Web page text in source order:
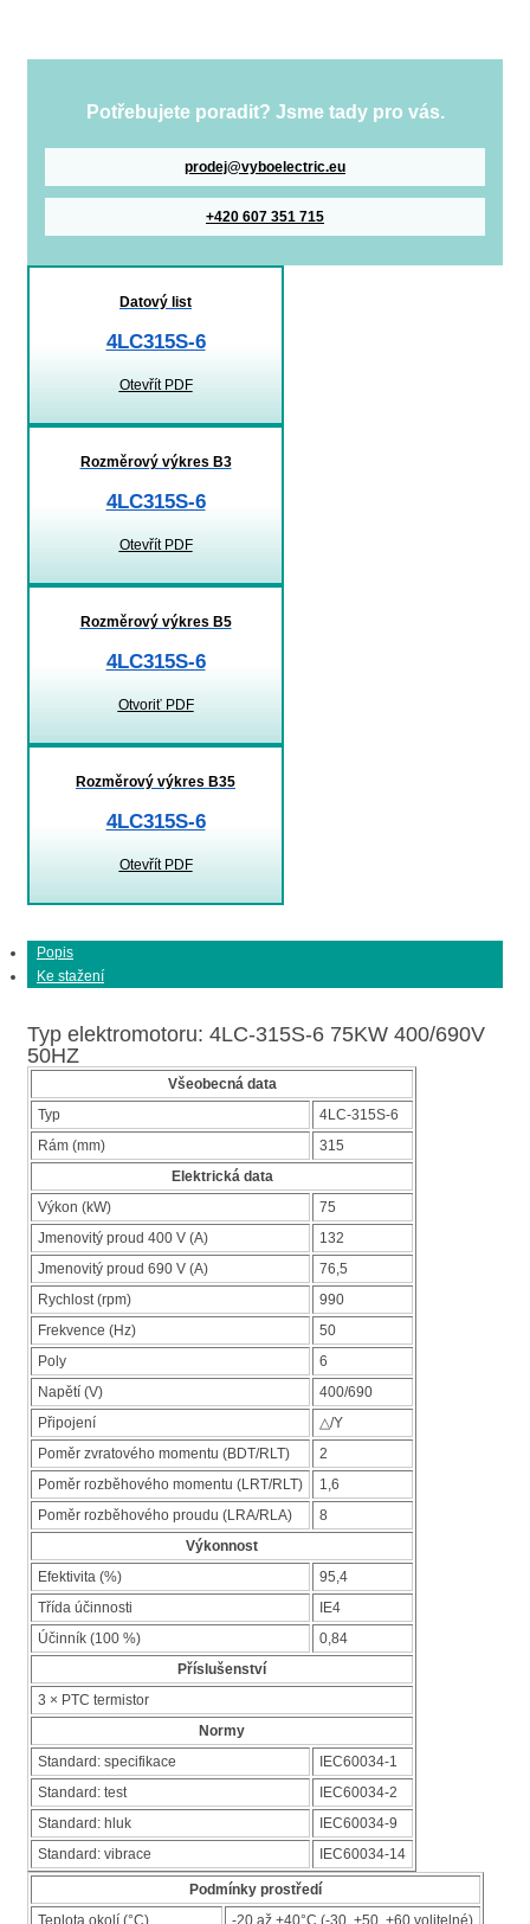
Potřebujete poradit? Jsme tady pro vás.
prodej@vyboelectric.eu
+420 607 351 715
Datový list
4LC315S-6
Otevřít PDF
Rozměrový výkres B3
4LC315S-6
Otevřít PDF
Rozměrový výkres B5
4LC315S-6
Otvoriť PDF
Rozměrový výkres B35
4LC315S-6
Otevřít PDF
Popis
Ke stažení
Typ elektromotoru: 4LC-315S-6 75KW 400/690V
50HZ
Všeobecná data
Typ
4LC-315S-6
Rám (mm)
315
Elektrická data
Výkon (kW)
75
Jmenovitý proud 400 V (A)
132
Jmenovitý proud 690 V (A)
76,5
Rychlost (rpm)
990
Frekvence (Hz)
50
Poly
6
Napětí (V)
400/690
Připojení
△/Y
Poměr zvratového momentu (BDT/RLT)
2
Poměr rozběhového momentu (LRT/RLT)
1,6
Poměr rozběhového proudu (LRA/RLA)
8
Výkonnost
Efektivita (%)
95,4
Třída účinnosti
IE4
Účinník (100 %)
0,84
Příslušenství
3 × PTC termistor
Normy
Standard: specifikace
IEC60034-1
Standard: test
IEC60034-2
Standard: hluk
IEC60034-9
Standard: vibrace
IEC60034-14
Podmínky prostředí
Teplota okolí (°C)
-20 až +40°C (-30, +50, +60 volitelné)